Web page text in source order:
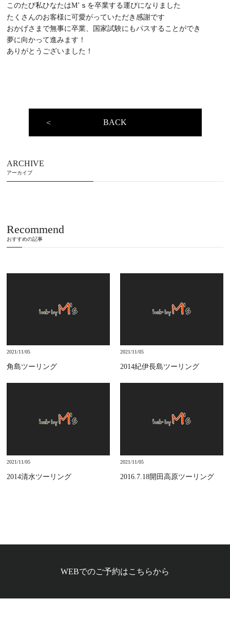
BLOG
VOICE
このたび私ひなたはM’ｓを卒業する運びになりました
たくさんのお客様に可愛がっていただき感謝です
おかげさまで無事に卒業、国家試験にもパスすることができ
夢に向かって進みます！
ありがとうございました！
BACK
ARCHIVE
アーカイブ
Recommend
おすすめの記事
2021/11/05
角島ツーリング
2021/11/05
2014紀伊長島ツーリング
2021/11/05
2014清水ツーリング
2021/11/05
2016.7.18開田高原ツーリング
WEBでのご予約はこちらから